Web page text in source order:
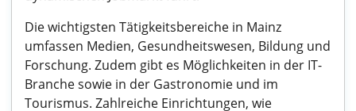
Die wichtigsten Tätigkeitsbereiche in Mainz
umfassen Medien, Gesundheitswesen, Bildung und
Forschung. Zudem gibt es Möglichkeiten in der IT-
Branche sowie in der Gastronomie und im
Tourismus. Zahlreiche Einrichtungen, wie